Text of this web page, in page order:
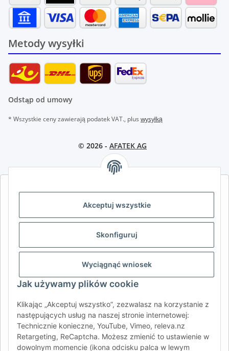
Akceptuj wszystkie
Skonfiguruj
Wyciągnąć wniosek
Jak używamy plików cookie
Klikając „Akceptuj wszystko”, zezwalasz na korzystanie z
następujących usług na naszej stronie internetowej:
Technicznie konieczne, YouTube, Vimeo, releva.nz
Retargeting, ReCaptcha. Możesz zmienić to ustawienie w
dowolnym momencie (ikona odcisku palca w lewym
Metody wysyłki
Odstąp od umowy
* Wszystkie ceny zawierają podatek VAT., plus wysyłką
© 2026 - AFATEK AG
AFATEK INTERNATIONAL – WYBIERZ REGION I JĘZYK | SELECT
DE AT CH (DE) CH (FR)
BE (NL) BE (FR)
SE FI
RO HR